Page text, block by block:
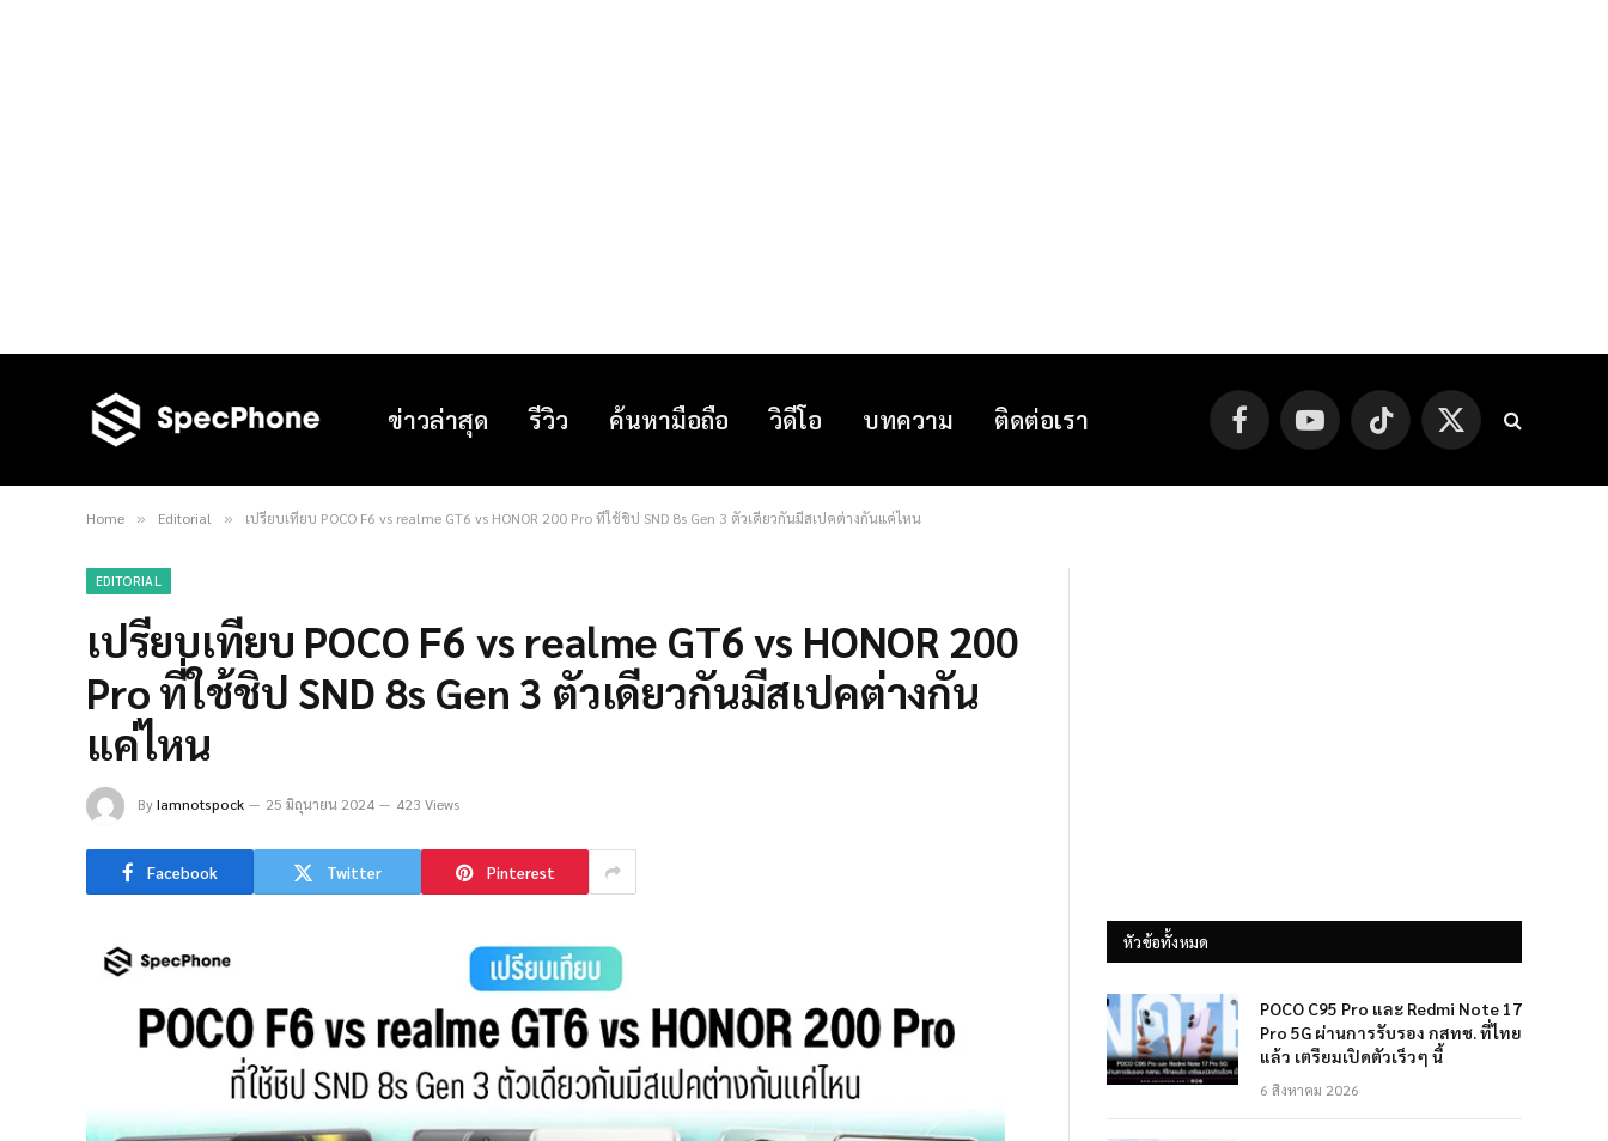
ข่าวล่าสุด รีวิว ค้นหามือถือ วิดีโอ บทความ ติดต่อเรา FacebookYouTube TikTok
X
(Twitter)
Home » Editorial » เปรียบเทียบ POCO F6 vs realme GT6 vs HONOR 200 Pro ที่ใช้ชิป SND 8s Gen 3 ตัวเดียวกันมีสเปคต่างกันแค่ไหน
EDITORIAL
เปรียบเทียบ POCO F6 vs realme GT6 vs HONOR 200
Pro ที่ใช้ชิป SND 8s Gen 3 ตัวเดียวกันมีสเปคต่างกัน
แค่ไหน
ByIamnotspock 25 มิถุนายน 2024 423 Views
Facebook Twitter Pinterest
หัวข้อทั้งหมด
POCO C95 Pro และ Redmi Note 17
Pro 5G ผ่านการรับรอง กสทช. ที่ไทย
แล้ว เตรียมเปิดตัวเร็วๆ นี้
6 สิงหาคม 2026